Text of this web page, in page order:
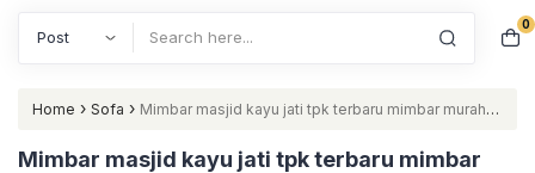
0
Home › Sofa › Mimbar masjid kayu jati tpk terbaru mimbar murah
Indonesian Furniture Furniture Jepara
Mimbar masjid kayu jati tpk terbaru mimbar